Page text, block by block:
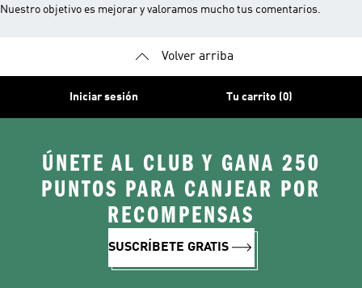
Nuestro objetivo es mejorar y valoramos mucho tus comentarios.
Volver arriba
Iniciar sesión Tu carrito (0)
ÚNETE AL CLUB Y GANA 250
PUNTOS PARA CANJEAR POR
RECOMPENSAS
SUSCRÍBETE GRATIS